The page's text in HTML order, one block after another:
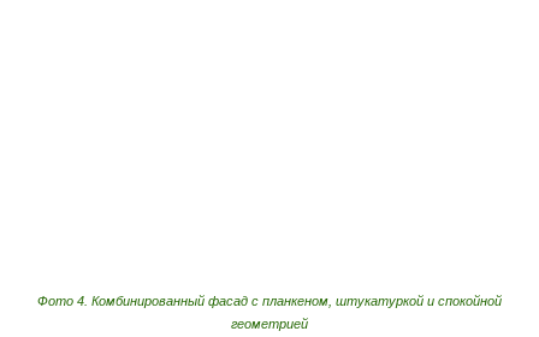
Фото 4. Комбинированный фасад с планкеном, штукатуркой и спокойной
геометрией